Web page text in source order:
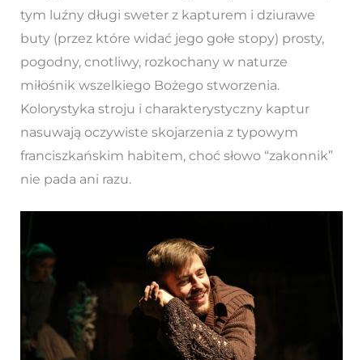
tym luźny długi sweter z kapturem i dziurawe
buty (przez które widać jego gołe stopy) prosty,
pogodny, cnotliwy, rozkochany w naturze
miłośnik wszelkiego Bożego stworzenia.
Kolorystyka stroju i charakterystyczny kaptur
nasuwają oczywiste skojarzenia z typowym
franciszkańskim habitem, choć słowo “zakonnik”
nie pada ani razu.